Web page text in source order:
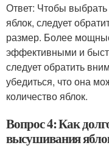
Ответ: Чтобы
яблок, следует
размер. Более
эффективными и
следует обратить
убедиться, что она
количество яблок.
Вопрос 4: Как
высушивания